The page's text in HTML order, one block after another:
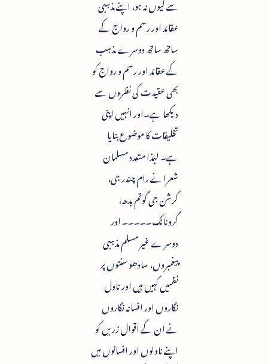
عقائد اور رسم و رواج کے
ساتھ ساتھ دوسرے مذہب
کے عقائد اور رسم و رواج کو
بھی عقیدت کی نظروں سے
دیکھا ہے۔اور انہیں اپنی
تخلیقات کا موضوع بنایا
ہے۔ لہٰذا متعدد مسلمان
شعرا نے رام چندر جی،
کرشن جی گوتم بدھ،
گرونانک۔۔۔۔۔ اور
دوسرے غیر مسلم مذہبی
پیغمبروں، سادھو سنتوں پر
نظمیں کہیں ہیں اور ناول
نگاروں اور افسانہ نگاروں
نے ان کے اقوال زریں کو
اپنے ناولوں اور افسانوں میں